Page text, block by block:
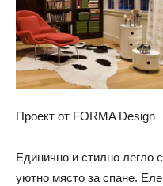
Проект от FORMA Design
Единично и стилно легло
уютно място за спане.